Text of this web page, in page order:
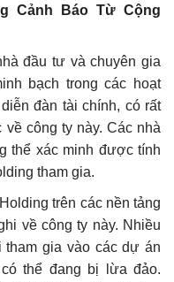
Cảnh Báo Từ Cộng
đầu tư và chuyên gia
bạch trong các hoạt
đàn tài chính, có rất
công ty này. Các nhà
thể xác minh được tính
tham gia.
trên các nền tảng
về công ty này. Nhiều
gia vào các dự án
thể đang bị lừa đảo.